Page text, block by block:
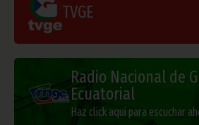
TVGE
Radio Nacional de
Ecuatorial
Haz click aquí para escuchar